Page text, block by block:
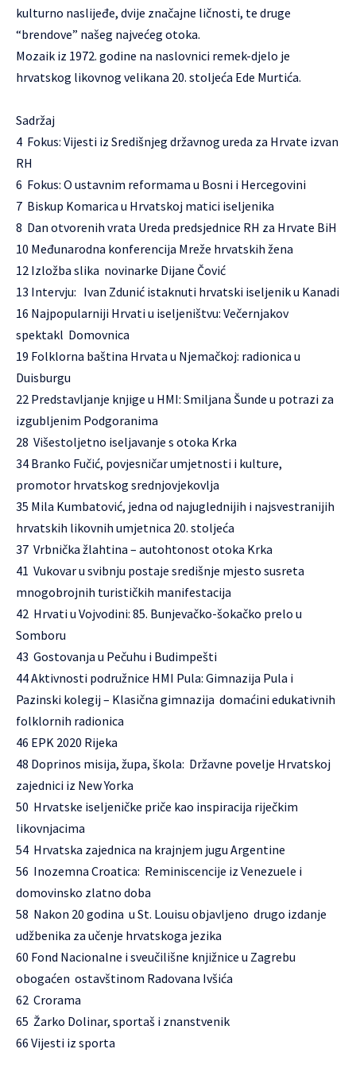
kulturno naslijeđe, dvije značajne ličnosti, te druge
“brendove” našeg najvećeg otoka.
Mozaik iz 1972. godine na naslovnici remek-djelo je
hrvatskog likovnog velikana 20. stoljeća Ede Murtića.
Sadržaj
4 Fokus: Vijesti iz Središnjeg državnog ureda za Hrvate izvan
RH
6 Fokus: O ustavnim reformama u Bosni i Hercegovini
7 Biskup Komarica u Hrvatskoj matici iseljenika
8 Dan otvorenih vrata Ureda predsjednice RH za Hrvate BiH
10 Međunarodna konferencija Mreže hrvatskih žena
12 Izložba slika novinarke Dijane Čović
13 Intervju: Ivan Zdunić istaknuti hrvatski iseljenik u Kanadi
16 Najpopularniji Hrvati u iseljeništvu: Večernjakov
spektakl Domovnica
19 Folklorna baština Hrvata u Njemačkoj: radionica u
Duisburgu
22 Predstavljanje knjige u HMI: Smiljana Šunde u potrazi za
izgubljenim Podgoranima
28 Višestoljetno iseljavanje s otoka Krka
34 Branko Fučić, povjesničar umjetnosti i kulture,
promotor hrvatskog srednjovjekovlja
35 Mila Kumbatović, jedna od najuglednijih i najsvestranijih
hrvatskih likovnih umjetnica 20. stoljeća
37 Vrbnička žlahtina – autohtonost otoka Krka
41 Vukovar u svibnju postaje središnje mjesto susreta
mnogobrojnih turističkih manifestacija
42 Hrvati u Vojvodini: 85. Bunjevačko-šokačko prelo u
Somboru
43 Gostovanja u Pečuhu i Budimpešti
44 Aktivnosti podružnice HMI Pula: Gimnazija Pula i
Pazinski kolegij – Klasična gimnazija domaćini edukativnih
folklornih radionica
46 EPK 2020 Rijeka
48 Doprinos misija, župa, škola: Državne povelje Hrvatskoj
zajednici iz New Yorka
50 Hrvatske iseljeničke priče kao inspiracija riječkim
likovnjacima
54 Hrvatska zajednica na krajnjem jugu Argentine
56 Inozemna Croatica: Reminiscencije iz Venezuele i
domovinsko zlatno doba
58 Nakon 20 godina u St. Louisu objavljeno drugo izdanje
udžbenika za učenje hrvatskoga jezika
60 Fond Nacionalne i sveučilišne knjižnice u Zagrebu
obogaćen ostavštinom Radovana Ivšića
62 Crorama
65 Žarko Dolinar, sportaš i znanstvenik
66 Vijesti iz sporta